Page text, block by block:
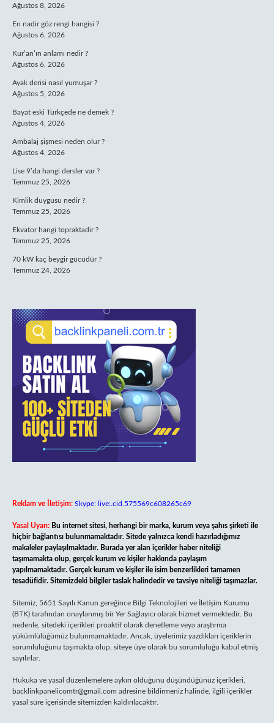
Ağustos 8, 2026
En nadir göz rengi hangisi ?
Ağustos 6, 2026
Kur’an’ın anlamı nedir ?
Ağustos 6, 2026
Ayak derisi nasıl yumuşar ?
Ağustos 5, 2026
Bayat eski Türkçede ne demek ?
Ağustos 4, 2026
Ambalaj şişmesi neden olur ?
Ağustos 4, 2026
Lise 9’da hangi dersler var ?
Temmuz 25, 2026
Kimlik duygusu nedir ?
Temmuz 25, 2026
Ekvator hangi topraktadir ?
Temmuz 25, 2026
70 kW kaç beygir gücüdür ?
Temmuz 24, 2026
Reklam ve İletişim: Skype: live:.cid.575569c608265c69
Yasal Uyarı: Bu internet sitesi, herhangi bir marka, kurum veya şahıs şirketi ile
hiçbir bağlantısı bulunmamaktadır. Sitede yalnızca kendi hazırladığımız
makaleler paylaşılmaktadır. Burada yer alan içerikler haber niteliği
taşımamakta olup, gerçek kurum ve kişiler hakkında paylaşım
yapılmamaktadır. Gerçek kurum ve kişiler ile isim benzerlikleri tamamen
tesadüfidir. Sitemizdeki bilgiler taslak halindedir ve tavsiye niteliği taşımazlar.
Sitemiz, 5651 Sayılı Kanun gereğince Bilgi Teknolojileri ve İletişim Kurumu
(BTK) tarafından onaylanmış bir Yer Sağlayıcı olarak hizmet vermektedir. Bu
nedenle, sitedeki içerikleri proaktif olarak denetleme veya araştırma
yükümlülüğümüz bulunmamaktadır. Ancak, üyelerimiz yazdıkları içeriklerin
sorumluluğunu taşımakta olup, siteye üye olarak bu sorumluluğu kabul etmiş
sayılırlar.
Hukuka ve yasal düzenlemelere aykırı olduğunu düşündüğünüz içerikleri,
backlinkpanelicomtr@gmail.com adresine bildirmeniz halinde, ilgili içerikler
yasal süre içerisinde sitemizden kaldırılacaktır.